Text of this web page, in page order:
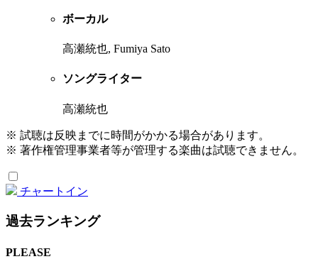
ボーカル
高瀬統也, Fumiya Sato
ソングライター
高瀬統也
※ 試聴は反映までに時間がかかる場合があります。
※ 著作権管理事業者等が管理する楽曲は試聴できません。
チャートイン
過去ランキング
PLEASE